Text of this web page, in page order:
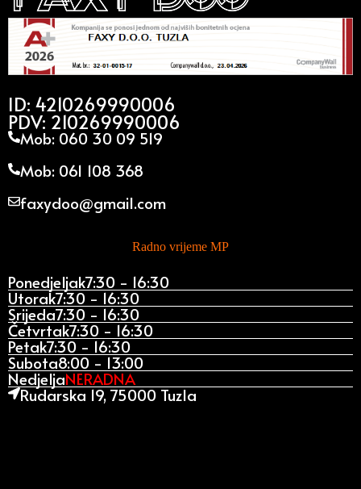
ID: 4210269990006
PDV: 210269990006
Mob: 060 30 09 519
Mob: 061 108 368
faxydoo@gmail.com
Radno vrijeme MP
Ponedjeljak7:30 - 16:30
Utorak7:30 - 16:30
Srijeda7:30 - 16:30
Četvrtak7:30 - 16:30
Petak7:30 - 16:30
Subota8:00 - 13:00
NedjeljaNERADNA
Rudarska 19, 75000 Tuzla